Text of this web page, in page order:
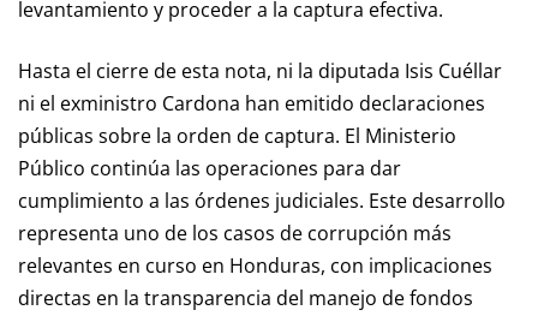
levantamiento y proceder a la captura efectiva.
Hasta el cierre de esta nota, ni la diputada Isis Cuéllar
ni el exministro Cardona han emitido declaraciones
públicas sobre la orden de captura. El Ministerio
Público continúa las operaciones para dar
cumplimiento a las órdenes judiciales. Este desarrollo
representa uno de los casos de corrupción más
relevantes en curso en Honduras, con implicaciones
directas en la transparencia del manejo de fondos